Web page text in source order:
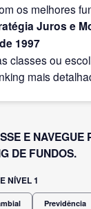
os melhores
Juros e
de 1997
classes ou
mais
E NAVEGUE
DE FUNDOS.
NÍVEL 1
Previdência